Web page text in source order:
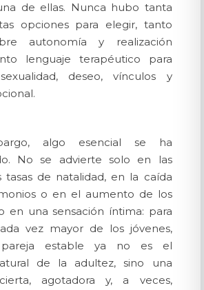
de ellas. Nunca hubo tanta
opciones para elegir, tanto
autonomía y realización
lenguaje terapéutico para
deseo, vínculos y
algo esencial se ha
No se advierte solo en las
tasas de natalidad, en la caída
o en el aumento de los
en una sensación íntima: para
vez mayor de los jóvenes,
estable ya no es el
de la adultez, sino una
agotadora y, a veces,